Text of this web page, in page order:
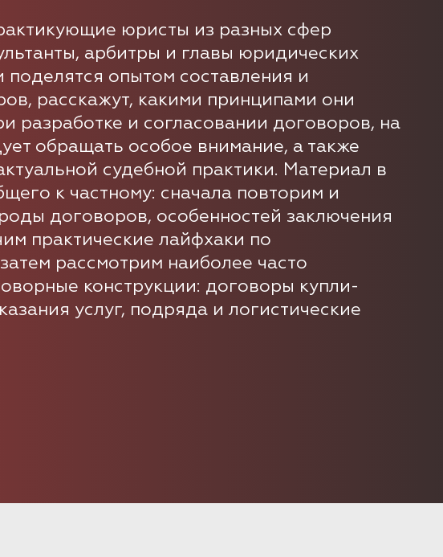
юристы из разных сфер
арбитры и главы юридических
опытом составления и
расскажут, какими принципами они
разработке и согласовании договоров, на
обращать особое внимание, а также
судебной практики. Материал в
к частному: сначала повторим и
договоров, особенностей заключения
практические лайфхаки по
рассмотрим наиболее часто
конструкции: договоры купли-
услуг, подряда и логистические